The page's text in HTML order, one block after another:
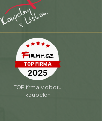
TOP firma v oboru
koupelen